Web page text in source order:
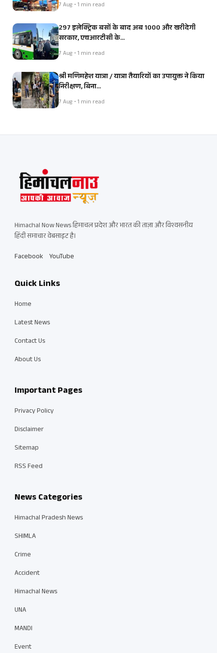
7 Aug • 1 min read
297 इलेक्ट्रिक बसों के बाद अब 1000 और खरीदेगी
सरकार, एचआरटीसी के…
7 Aug • 1 min read
श्री मणिमहेश यात्रा / यात्रा तैयारियों का उपायुक्त ने किया
निरीक्षण, बिना…
7 Aug • 1 min read
Himachal Now News हिमाचल प्रदेश और भारत की ताज़ा और विश्वसनीय
हिंदी समाचार वेबसाइट है।
Facebook YouTube
Quick Links
Home
Latest News
Contact Us
About Us
Important Pages
Privacy Policy
Disclaimer
Sitemap
RSS Feed
News Categories
Himachal Pradesh News
SHIMLA
Crime
Accident
Himachal News
UNA
MANDI
Event